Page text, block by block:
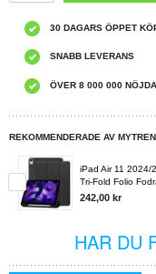
30 DAGARS ÖPPET
SNABB LEVERANS
ÖVER 8 000 000
REKOMMENDERADE AV
iPad Air 11 2024/
Tri-Fold Folio
242,00 kr
HAR DU